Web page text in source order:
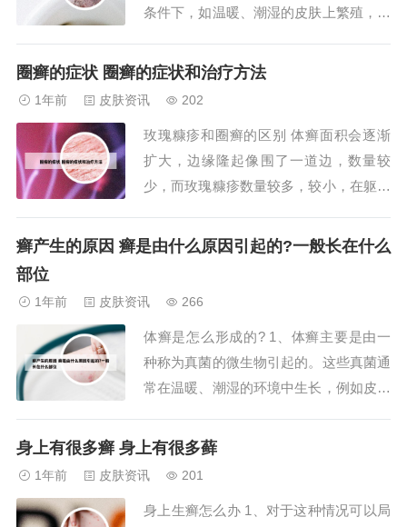
条件下，如温暖、潮湿的皮肤上繁殖，引
染性，常通过直接接触感染者的皮肤、共
长癣的常见原因如下：真菌感染：属于多
见原因，如体...
圈癣的症状 圈癣的症状和治疗方法
1年前 皮肤资讯 202
玫瑰糠疹和圈癣的区别 体癣面积会逐渐
扩大，边缘隆起像围了一道边，数量较
少，而玫瑰糠疹数量较多，较小，在躯干
愈。问题分析： 你好，玫瑰糠疹是一种
色斑疹，其长轴与皮纹走向一致，有的皮
损呈环状，表面...
癣产生的原因 癣是由什么原因引起的?一般长在什么
部位
1年前 皮肤资讯 266
体癣是怎么形成的? 1、体癣主要是由一
种称为真菌的微生物引起的。这些真菌通
常在温暖、潮湿的环境中生长，例如皮肤
时，它们会导致皮肤感染，形成体癣。
是一种由真菌感染引起的皮肤病，主要发
身上有很多癣 身上有很多藓
1年前 皮肤资讯 201
身上生癣怎么办 1、对于这种情况可以局